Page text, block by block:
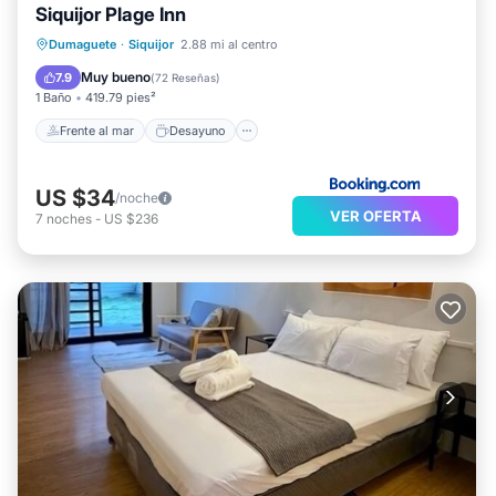
Siquijor Plage Inn
Dumaguete · Siquijor 2.88 mi al centro
7.9 Muy bueno(72 Reseñas)
1 Baño 419.79 pies²
Frente al mar Desayuno
Frente al mar
Desayuno
Aparcamiento
US $34/noche
7 noches - US $236 VER OFERTA